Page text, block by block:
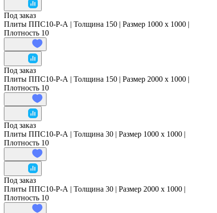
Под заказ
Плиты ППС10-Р-А | Толщина 150 | Размер 1000 x 1000 |
Плотность 10
Под заказ
Плиты ППС10-Р-А | Толщина 150 | Размер 2000 x 1000 |
Плотность 10
Под заказ
Плиты ППС10-Р-А | Толщина 30 | Размер 1000 x 1000 |
Плотность 10
Под заказ
Плиты ППС10-Р-А | Толщина 30 | Размер 2000 x 1000 |
Плотность 10